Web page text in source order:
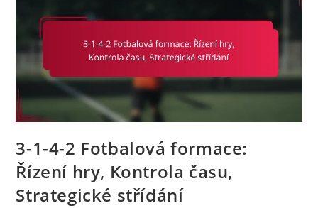
3-1-4-2 Fotbalová formace:
Řízení hry, Kontrola času,
Strategické střídání